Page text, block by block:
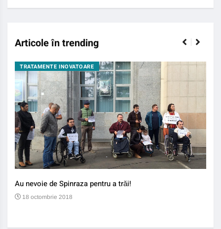
Articole în trending
TRATAMENTE INOVATOARE
Au nevoie de Spinraza pentru a trăi!
18 octombrie 2018